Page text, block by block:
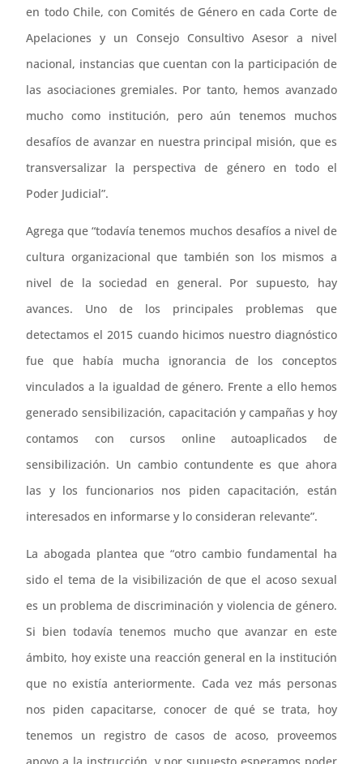
en todo Chile, con Comités de Género en cada Corte de
Apelaciones y un Consejo Consultivo Asesor a nivel
nacional, instancias que cuentan con la participación de
las asociaciones gremiales. Por tanto, hemos avanzado
mucho como institución, pero aún tenemos muchos
desafíos de avanzar en nuestra principal misión, que es
transversalizar la perspectiva de género en todo el
Poder Judicial”.
Agrega que “todavía tenemos muchos desafíos a nivel de
cultura organizacional que también son los mismos a
nivel de la sociedad en general. Por supuesto, hay
avances. Uno de los principales problemas que
detectamos el 2015 cuando hicimos nuestro diagnóstico
fue que había mucha ignorancia de los conceptos
vinculados a la igualdad de género. Frente a ello hemos
generado sensibilización, capacitación y campañas y hoy
contamos con cursos online autoaplicados de
sensibilización. Un cambio contundente es que ahora
las y los funcionarios nos piden capacitación, están
interesados en informarse y lo consideran relevante”.
La abogada plantea que “otro cambio fundamental ha
sido el tema de la visibilización de que el acoso sexual
es un problema de discriminación y violencia de género.
Si bien todavía tenemos mucho que avanzar en este
ámbito, hoy existe una reacción general en la institución
que no existía anteriormente. Cada vez más personas
nos piden capacitarse, conocer de qué se trata, hoy
tenemos un registro de casos de acoso, proveemos